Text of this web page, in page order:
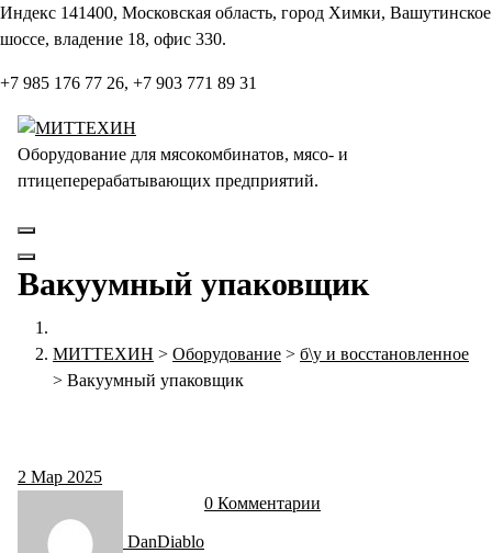
Перейти
к
Индекс 141400, Московская область, город Химки, Вашутинское
шоссе, владение 18, офис 330.
+7 985 176 77 26, +7 903 771 89 31
Оборудование для мясокомбинатов, мясо- и
птицеперерабатывающих предприятий.
Вакуумный упаковщик
МИТТЕХИН > Оборудование > б\у и восстановленное
> Вакуумный упаковщик
2 Мар 2025
DanDiablo
0 Комментарии